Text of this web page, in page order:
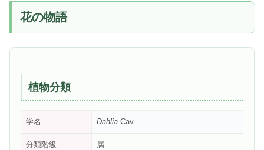
花の物語
植物分類
学名 Dahlia Cav.
分類階級 属